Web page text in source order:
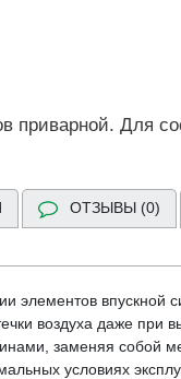
Для
ОТЗЫВЫ (0)
впускной
воздуха даже при
заменяя собой
условиях